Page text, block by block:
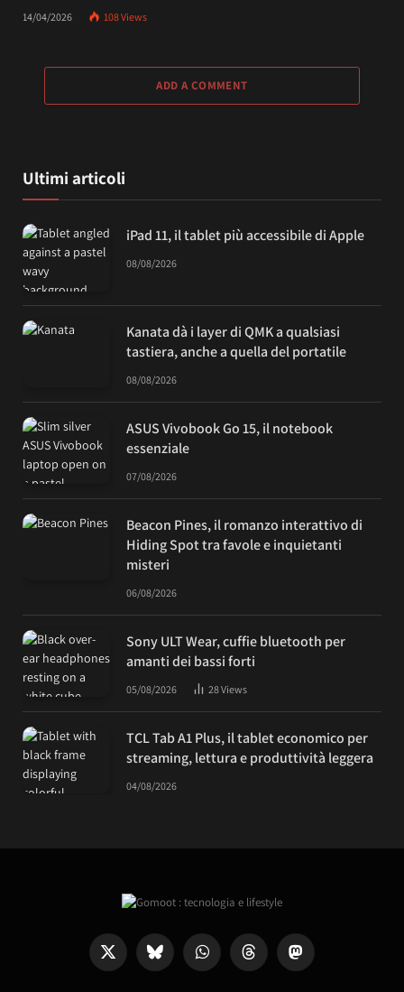
14/04/2026 108Views
ADD A COMMENT
Ultimi articoli
iPad 11, il tablet più accessibile di Apple
08/08/2026
Kanata dà i layer di QMK a qualsiasi
tastiera, anche a quella del portatile
08/08/2026
ASUS Vivobook Go 15, il notebook
essenziale
07/08/2026
Beacon Pines, il romanzo interattivo di
Hiding Spot tra favole e inquietanti
misteri
06/08/2026
Sony ULT Wear, cuffie bluetooth per
amanti dei bassi forti
05/08/2026 28Views
TCL Tab A1 Plus, il tablet economico per
streaming, lettura e produttività leggera
04/08/2026
X
(Twitter)
Bluesky WhatsAppThreads Mastodon